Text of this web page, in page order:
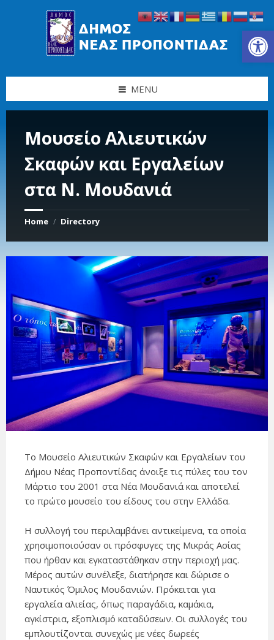
Ανοίξτε τη γραμμή εργαλείων
MENU
Μουσείο Αλιευτικών
Σκαφών και Εργαλείων
στα Ν. Μουδανιά
Home / Directory
Tο Μουσείο Αλιευτικών Σκαφών και Εργαλείων του
Δήμου Νέας Προποντίδας άνοιξε τις πύλες του τον
Μάρτιο του 2001 στα Νέα Μουδανιά και αποτελεί
το πρώτο μουσείο του είδους του στην Ελλάδα.
Η συλλογή του περιλαμβάνει αντικείμενα, τα οποία
χρησιμοποιούσαν οι πρόσφυγες της Μικράς Ασίας
που ήρθαν και εγκαταστάθηκαν στην περιοχή μας.
Μέρος αυτών συνέλεξε, διατήρησε και δώρισε ο
Ναυτικός Όμιλος Μουδανιών. Πρόκειται για
εργαλεία αλιείας, όπως παραγάδια, καμάκια,
αγκίστρια, εξοπλισμό καταδύσεων. Οι συλλογές του
εμπλουτίζονται συνεχώς με νέες δωρεές